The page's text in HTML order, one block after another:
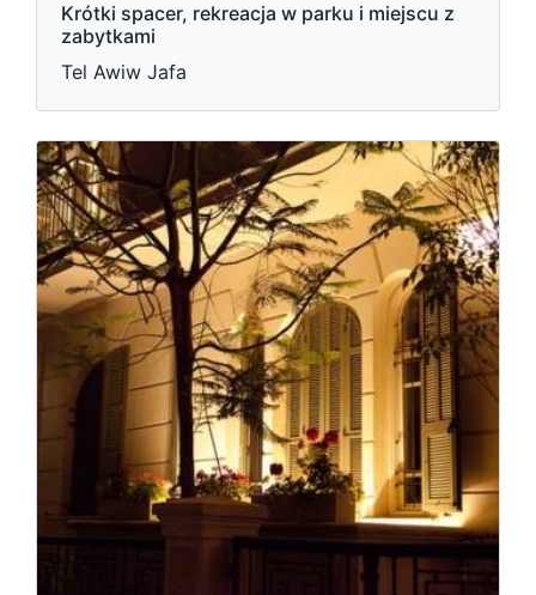
Krótki spacer, rekreacja w parku i miejscu z
zabytkami
Tel Awiw Jafa